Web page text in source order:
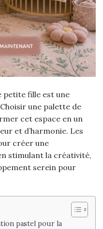
petite fille est une
une palette de
cet espace en un
et d’harmonie. Les
créer une
stimulant la créativité,
serein pour
pastel pour la